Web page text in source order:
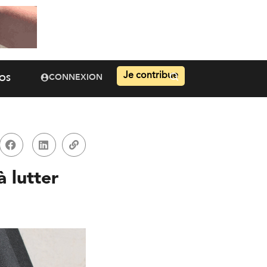
CONNEXION Je contribue
lutter